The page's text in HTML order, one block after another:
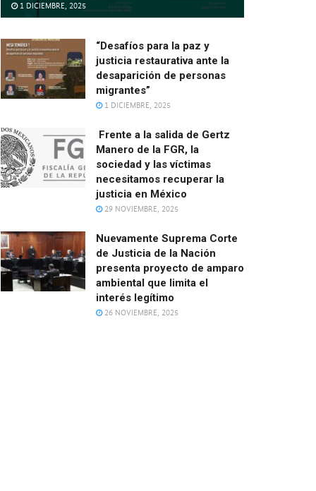
1 DICIEMBRE, 2025
“Desafíos para la paz y
justicia restaurativa ante la
desaparición de personas
migrantes”
1 DICIEMBRE, 2025
Frente a la salida de Gertz
Manero de la FGR, la
sociedad y las víctimas
necesitamos recuperar la
justicia en México
29 NOVIEMBRE, 2025
Nuevamente Suprema Corte
de Justicia de la Nación
presenta proyecto de amparo
ambiental que limita el
interés legítimo
26 NOVIEMBRE, 2025